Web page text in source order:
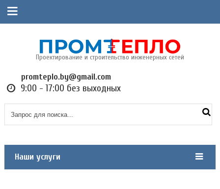
Проектирование и строительство инженерных сетей
promteplo.by@gmail.com
9:00 - 17:00 без выходных
Наши услуги